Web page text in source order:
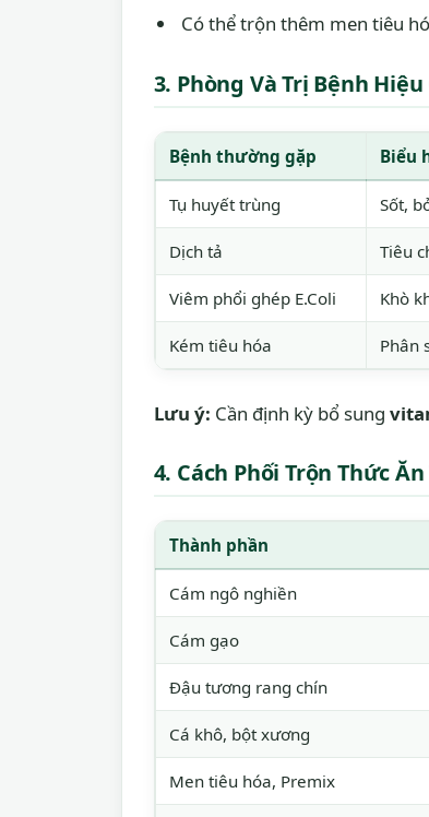
Có thể trộn thêm men tiêu
3. Phòng Và Trị Bệnh
Bệnh thường gặp Biểu
Tụ huyết trùng Sốt,
Dịch tả Tiêu
Viêm phổi ghép E.Coli Khò
Kém tiêu hóa Phân
Lưu ý: Cần định kỳ bổ sung
4. Cách Phối Trộn Thức
Thành phần
Cám ngô nghiền
Cám gạo
Đậu tương rang chín
Cá khô, bột xương
Men tiêu hóa, Premix